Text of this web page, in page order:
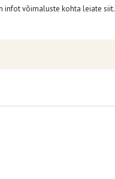
infot võimaluste kohta leiate siit.